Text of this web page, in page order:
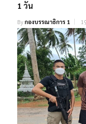
1 วัน
Byกองบรรณาธิการ 1